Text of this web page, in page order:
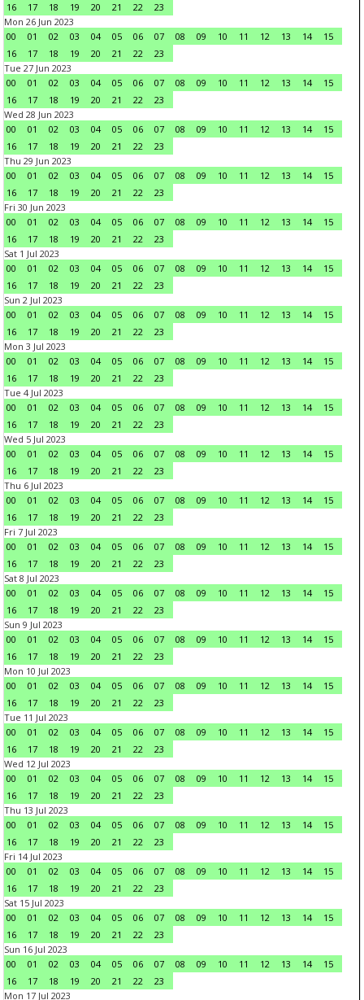
16
17 18 19 20 21 22
23
Mon 26 Jun 2023
00
01 02 03 04 05 06 07 08 09 10 11 12 13 14
15
16
17 18 19 20 21 22
23
Tue 27 Jun 2023
00
01 02 03 04 05 06 07 08 09 10 11 12 13 14
15
16
17 18 19 20 21 22
23
Wed 28 Jun 2023
00
01 02 03 04 05 06 07 08 09 10 11 12 13 14
15
16
17 18 19 20 21 22
23
Thu 29 Jun 2023
00
01 02 03 04 05 06 07 08 09 10 11 12 13 14
15
16
17 18 19 20 21 22
23
Fri 30 Jun 2023
00
01 02 03 04 05 06 07 08 09 10 11 12 13 14
15
16
17 18 19 20 21 22
23
Sat 1 Jul 2023
00
01 02 03 04 05 06 07 08 09 10 11 12 13 14
15
16
17 18 19 20 21 22
23
Sun 2 Jul 2023
00
01 02 03 04 05 06 07 08 09 10 11 12 13 14
15
16
17 18 19 20 21 22
23
Mon 3 Jul 2023
00
01 02 03 04 05 06 07 08 09 10 11 12 13 14
15
16
17 18 19 20 21 22
23
Tue 4 Jul 2023
00
01 02 03 04 05 06 07 08 09 10 11 12 13 14
15
16
17 18 19 20 21 22
23
Wed 5 Jul 2023
00
01 02 03 04 05 06 07 08 09 10 11 12 13 14
15
16
17 18 19 20 21 22
23
Thu 6 Jul 2023
00
01 02 03 04 05 06 07 08 09 10 11 12 13 14
15
16
17 18 19 20 21 22
23
Fri 7 Jul 2023
00
01 02 03 04 05 06 07 08 09 10 11 12 13 14
15
16
17 18 19 20 21 22
23
Sat 8 Jul 2023
00
01 02 03 04 05 06 07 08 09 10 11 12 13 14
15
16
17 18 19 20 21 22
23
Sun 9 Jul 2023
00
01 02 03 04 05 06 07 08 09 10 11 12 13 14
15
16
17 18 19 20 21 22
23
Mon 10 Jul 2023
00
01 02 03 04 05 06 07 08 09 10 11 12 13 14
15
16
17 18 19 20 21 22
23
Tue 11 Jul 2023
00
01 02 03 04 05 06 07 08 09 10 11 12 13 14
15
16
17 18 19 20 21 22
23
Wed 12 Jul 2023
00
01 02 03 04 05 06 07 08 09 10 11 12 13 14
15
16
17 18 19 20 21 22
23
Thu 13 Jul 2023
00
01 02 03 04 05 06 07 08 09 10 11 12 13 14
15
16
17 18 19 20 21 22
23
Fri 14 Jul 2023
00
01 02 03 04 05 06 07 08 09 10 11 12 13 14
15
16
17 18 19 20 21 22
23
Sat 15 Jul 2023
00
01 02 03 04 05 06 07 08 09 10 11 12 13 14
15
16
17 18 19 20 21 22
23
Sun 16 Jul 2023
00
01 02 03 04 05 06 07 08 09 10 11 12 13 14
15
16
17 18 19 20 21 22
23
Mon 17 Jul 2023